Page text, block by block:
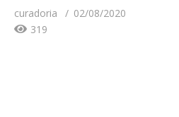
curadoria
02/08/2020
319